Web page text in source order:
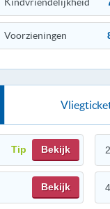
Voorzieningen
Tip Bekijk 2
Bekijk 4